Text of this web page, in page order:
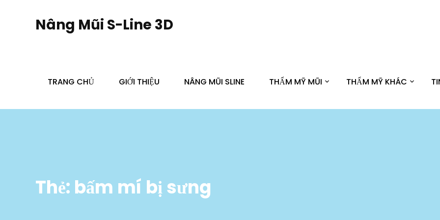
Nâng Mũi S-Line 3D
TRANG CHỦ GIỚI THIỆU NÂNG MŨI SLINE THẨM MỸ MŨI THẨM MỸ KHÁC
Thẻ: bấm mí bị sưng